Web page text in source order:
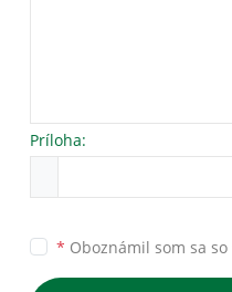
Príloha:
* Oboznámil som sa so